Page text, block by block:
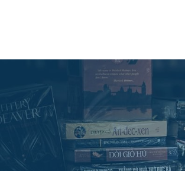
STATE UNIVERSITY